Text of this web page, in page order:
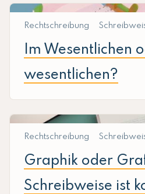
Rechtschreibung
Im Wesentlichen
wesentlichen?
Rechtschreibung
Graphik oder
Schreibweise ist